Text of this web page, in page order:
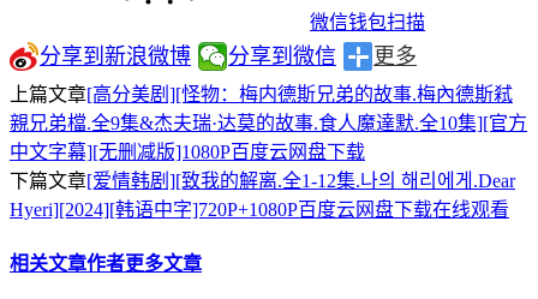
微信钱包扫描
分享到新浪微博 分享到微信 更多
上篇文章[高分美剧][怪物：梅内德斯兄弟的故事.梅內德斯弒
親兄弟檔.全9集&杰夫瑞·达莫的故事.食人魔達默.全10集][官方
中文字幕][无删减版]1080P百度云网盘下载
下篇文章[爱情韩剧][致我的解离.全1-12集.나의 해리에게.Dear
Hyeri][2024][韩语中字]720P+1080P百度云网盘下载在线观看
相关文章作者更多文章